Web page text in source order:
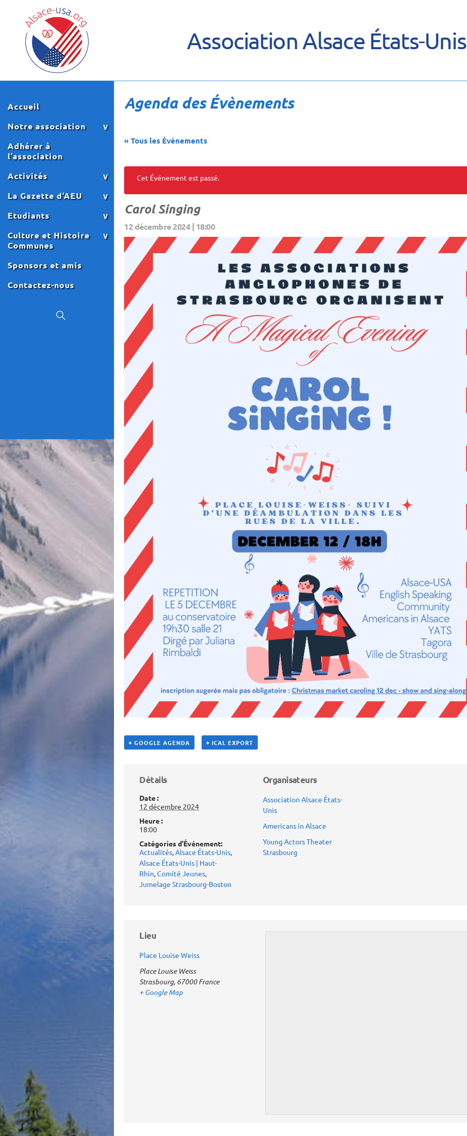
Association Alsace États-Unis
Accueil
Notre association
Adhérer à
l’association
Activités
La Gazette d’AEU
Etudiants
Culture et Histoire
Communes
Sponsors et amis
Contactez-nous
Agenda des Évènements
« Tous les Événements
Cet Événement est passé.
Carol Singing
12 décembre 2024 | 18:00
+ GOOGLE AGENDA + ICAL EXPORT
Détails
Date :
12 décembre 2024
Heure :
18:00
Catégories d’Événement:
Actualités Alsace États-Unis
Alsace États-Unis | Haut-
Rhin ,Comité Jeunes
Jumelage Strasbourg-Boston
Organisateurs
Association Alsace États-
Unis
Americans in Alsace
Young Actors Theater
Strasbourg
Lieu
Place Louise Weiss
Place Louise Weiss
Strasbourg, 67000France
+ Google Map